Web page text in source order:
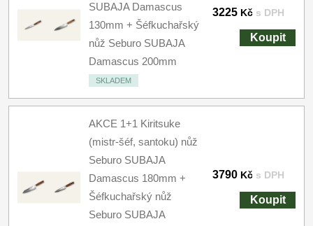
SUBAJA Damascus
130mm + Šéfkuchařský
nůž Seburo SUBAJA
Damascus 200mm
SKLADEM
3225 Kč s DPH
Koupit
AKCE 1+1 Kiritsuke
(mistr-šéf, santoku) nůž
Seburo SUBAJA
Damascus 180mm +
Šéfkuchařský nůž
Seburo SUBAJA
3790 Kč s DPH
Koupit